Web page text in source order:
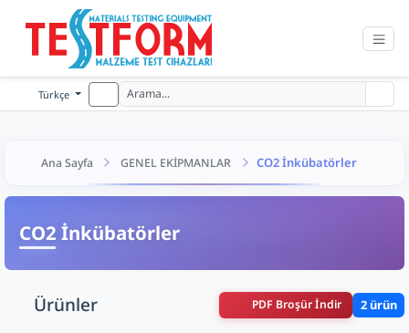
Türkçe
Ana Sayfa GENEL EKİPMANLAR CO2 İnkübatörler
CO2 İnkübatörler
Ürünler PDF Broşür İndir 2 ürün